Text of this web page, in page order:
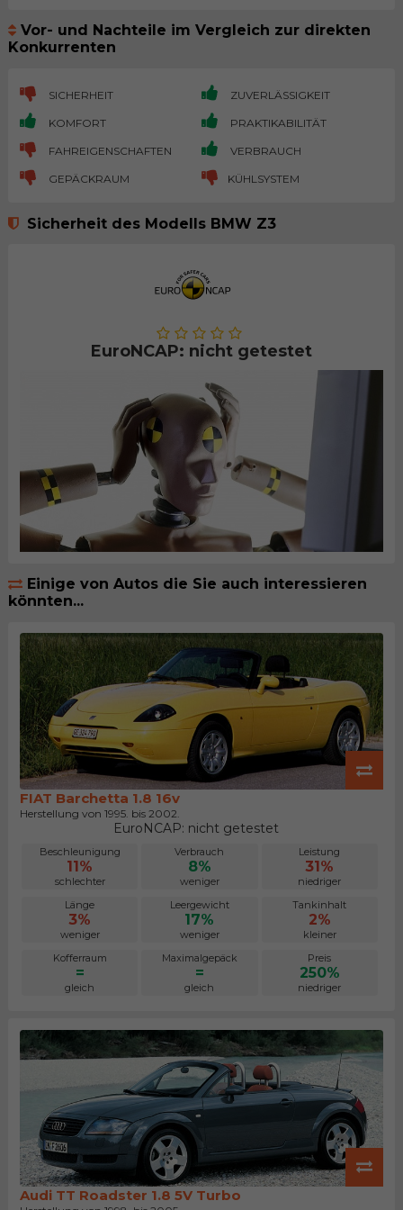
Vor- und Nachteile im Vergleich zur direkten
Konkurrenten
SICHERHEIT ZUVERLÄSSIGKEIT
KOMFORT PRAKTIKABILITÄT
FAHREIGENSCHAFTEN VERBRAUCH
GEPÄCKRAUM KÜHLSYSTEM
Sicherheit des Modells BMW Z3
EuroNCAP: nicht getestet
Einige von Autos die Sie auch interessieren
könnten...
FIAT Barchetta 1.8 16v
Herstellung von 1995. bis 2002.
EuroNCAP: nicht getestet
Beschleunigung
11%
schlechter
Verbrauch
8%
weniger
Leistung
31%
niedriger
Länge
3%
weniger
Leergewicht
17%
weniger
Tankinhalt
2%
kleiner
Kofferraum
=
gleich
Maximalgepäck
=
gleich
Preis
250%
niedriger
Audi TT Roadster 1.8 5V Turbo